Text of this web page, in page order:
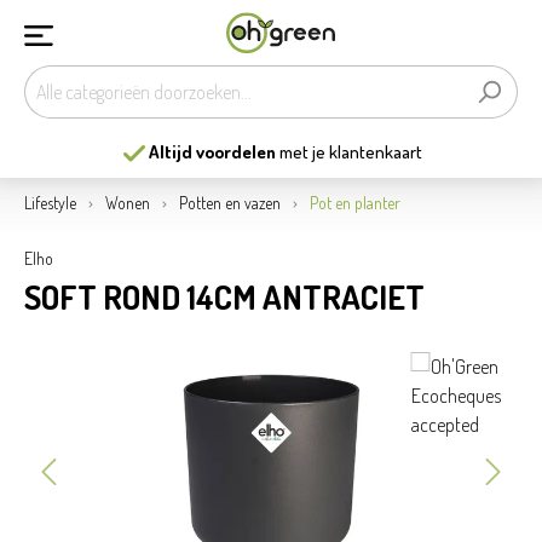
Altijd voordelen met je klantenkaart
Lifestyle Wonen Potten en vazen Pot en planter
Elho
SOFT ROND 14CM ANTRACIET